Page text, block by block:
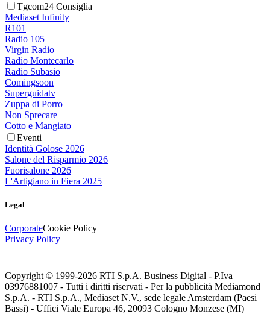
Tgcom24 Consiglia
Mediaset Infinity
R101
Radio 105
Virgin Radio
Radio Montecarlo
Radio Subasio
Comingsoon
Superguidatv
Zuppa di Porro
Non Sprecare
Cotto e Mangiato
Eventi
Identità Golose 2026
Salone del Risparmio 2026
Fuorisalone 2026
L'Artigiano in Fiera 2025
Legal
CorporateCookie Policy
Privacy Policy
Copyright © 1999-2026 RTI S.p.A. Business Digital - P.Iva
03976881007 - Tutti i diritti riservati - Per la pubblicità Mediamond
S.p.A. - RTI S.p.A., Mediaset N.V., sede legale Amsterdam (Paesi
Bassi) - Uffici Viale Europa 46, 20093 Cologno Monzese (MI)